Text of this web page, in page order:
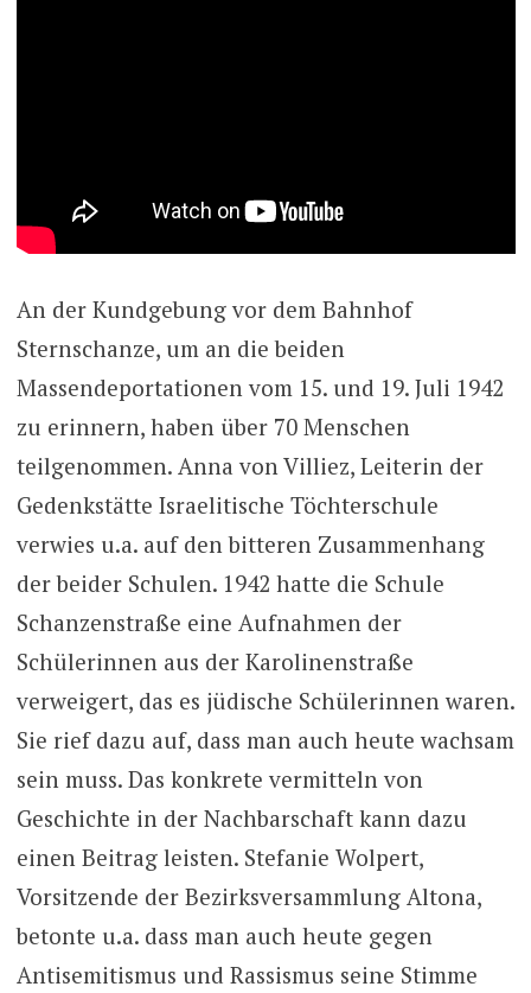
An der Kundgebung vor dem Bahnhof
Sternschanze, um an die beiden
Massendeportationen vom 15. und 19. Juli 1942
zu erinnern, haben über 70 Menschen
teilgenommen. Anna von Villiez, Leiterin der
Gedenkstätte Israelitische Töchterschule
verwies u.a. auf den bitteren Zusammenhang
der beider Schulen. 1942 hatte die Schule
Schanzenstraße eine Aufnahmen der
Schülerinnen aus der Karolinenstraße
verweigert, das es jüdische Schülerinnen waren.
Sie rief dazu auf, dass man auch heute wachsam
sein muss. Das konkrete vermitteln von
Geschichte in der Nachbarschaft kann dazu
einen Beitrag leisten. Stefanie Wolpert,
Vorsitzende der Bezirksversammlung Altona,
betonte u.a. dass man auch heute gegen
Antisemitismus und Rassismus seine Stimme